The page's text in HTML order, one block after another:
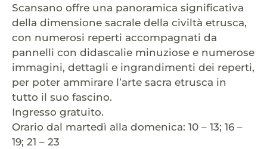
Scansano offre una panoramica significativa
della dimensione sacrale della civiltà etrusca,
con numerosi reperti accompagnati da
pannelli con didascalie minuziose e numerose
immagini, dettagli e ingrandimenti dei reperti,
per poter ammirare l’arte sacra etrusca in
tutto il suo fascino.
Ingresso gratuito.
Orario dal martedì alla domenica: 10 – 13; 16 –
19; 21 – 23